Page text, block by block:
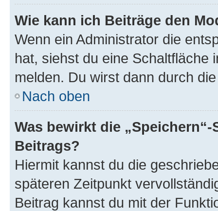
Wie kann ich Beiträge den
Wenn ein Administrator die
hat, siehst du eine Schaltfläche
melden. Du wirst dann durch
Nach oben
Was bewirkt die
Beitrags?
Hiermit kannst du die
späteren Zeitpunkt
Beitrag kannst du mit der